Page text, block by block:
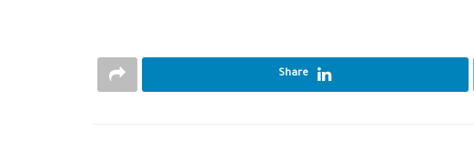
Share